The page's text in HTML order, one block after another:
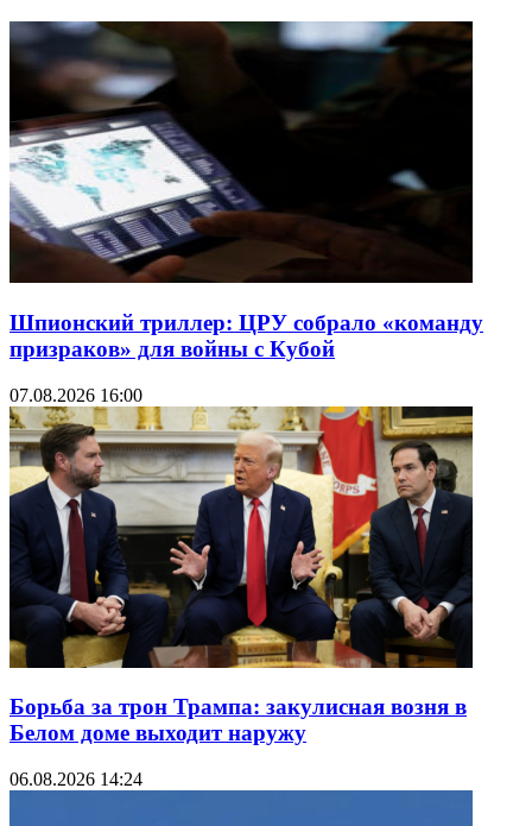
Шпионский триллер: ЦРУ собрало «команду
призраков» для войны с Кубой
07.08.2026 16:00
Борьба за трон Трампа: закулисная возня в
Белом доме выходит наружу
06.08.2026 14:24